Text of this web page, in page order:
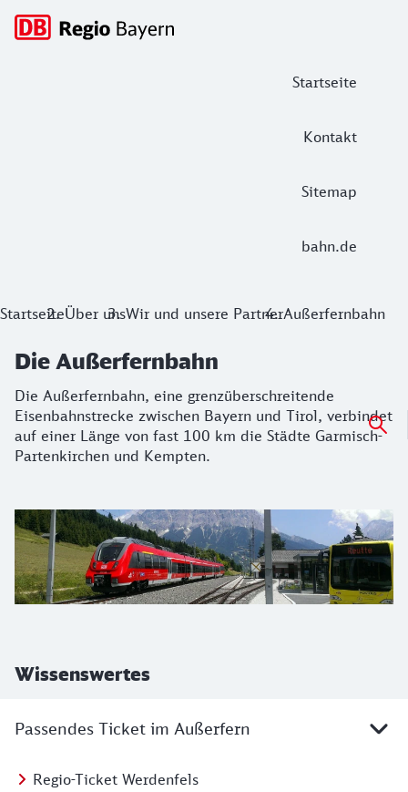
Startseite
Kontakt
Sitemap
bahn.de
Hauptnavigation
Die Außerfernbahn
StartseiteÜber unsWir und unsere PartnerAußerfernbahn
Die Außerfernbahn
Die Außerfernbahn, eine grenzüberschreitende
Eisenbahnstrecke zwischen Bayern und Tirol, verbindet
auf einer Länge von fast 100 km die Städte Garmisch-
Partenkirchen und Kempten.
Wissenswertes
Passendes Ticket im Außerfern
Regio-Ticket Werdenfels